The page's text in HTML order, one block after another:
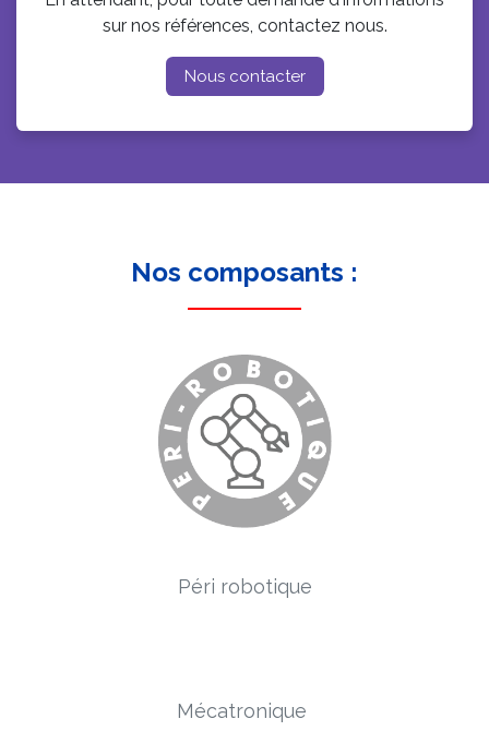
sur nos références, contactez nous.
Nous conta​​​​cter
Nos composants :
Péri robotique